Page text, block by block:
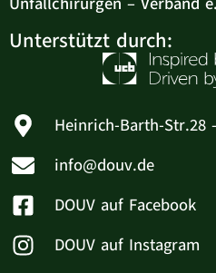
Unterstützt durch:
Heinrich-Barth-Str.28
info@douv.de
DOUV auf Facebook
DOUV auf Instagram